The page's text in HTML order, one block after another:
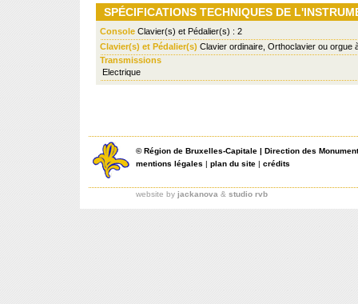
SPÉCIFICATIONS TECHNIQUES DE
Console Clavier(s) et Pédalier(s) : 2
Clavier(s) et Pédalier(s) Clavier ordinaire, Orthoclavier ou orgue
Transmissions
Electrique
©Région de Bruxelles-Capitale | Direction des
mentions légales | plan du site | crédits
website by jackanova & studio rvb